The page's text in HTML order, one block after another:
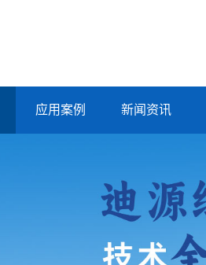
应用案例 新闻资讯